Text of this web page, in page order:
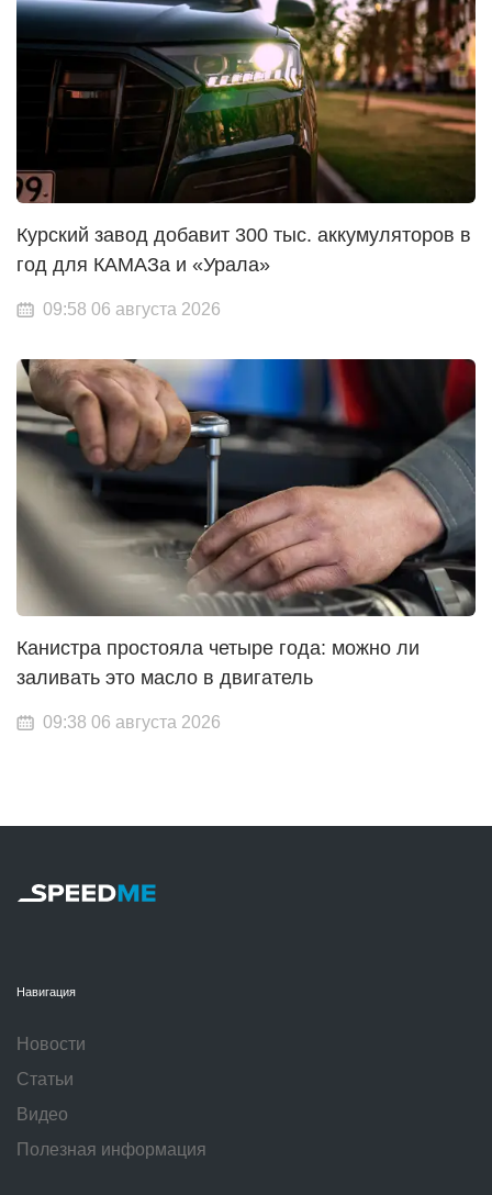
Курский завод добавит 300 тыс. аккумуляторов в
год для КАМАЗа и «Урала»
09:58 06 августа 2026
Канистра простояла четыре года: можно ли
заливать это масло в двигатель
09:38 06 августа 2026
Навигация
Новости
Статьи
Видео
Полезная информация